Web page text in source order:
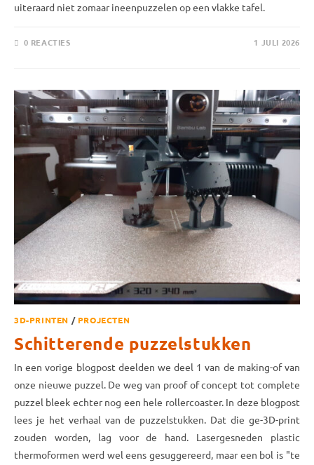
uiteraard niet zomaar ineenpuzzelen op een vlakke tafel.
0 REACTIES 1 JULI 2026
3D-PRINTEN / PROJECTEN
Schitterende puzzelstukken
In een vorige blogpost deelden we deel 1 van de making-of van
onze nieuwe puzzel. De weg van proof of concept tot complete
puzzel bleek echter nog een hele rollercoaster. In deze blogpost
lees je het verhaal van de puzzelstukken. Dat die ge-3D-print
zouden worden, lag voor de hand. Lasergesneden plastic
thermoformen werd wel eens gesuggereerd, maar een bol is "te